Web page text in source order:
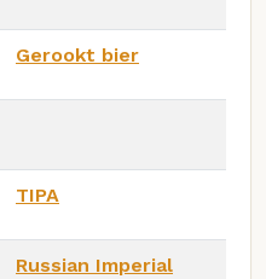
Gerookt bier
TIPA
Russian Imperial